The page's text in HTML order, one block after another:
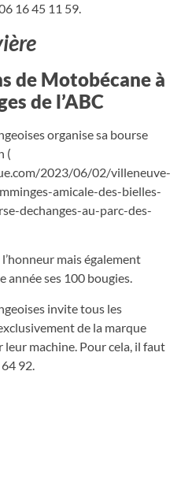
16 45 11 59.
de Motobécane à
de l’ABC
organise sa bourse
(
2023/06/02/villeneuve-
amicale-des-bielles-
dechanges-au-parc-des-
mais également
ses 100 bougies.
invite tous les
de la marque
machine. Pour cela, il faut
92.